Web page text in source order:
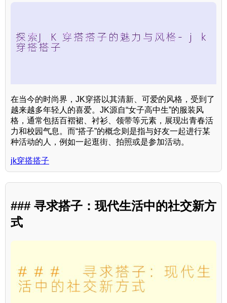
在当今的时尚界，JK穿搭以其清新、可爱的风格，受到了
越来越多年轻人的喜爱。JK源自“女子高中生”的服装风
格，通常包括百褶裙、衬衫、领带等元素，展现出青春活
力和校园气息。而“搭子”的概念则是指与好友一起进行某
种活动的人，例如一起逛街、拍照或是参加活动。
jk穿搭搭子
### 寻求搭子：现代生活中的社交新方
式